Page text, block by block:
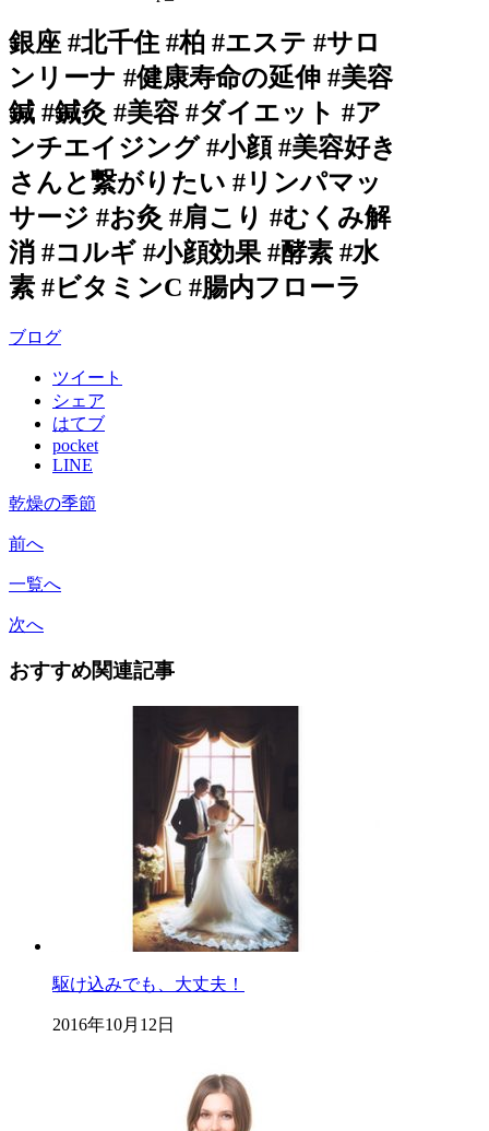
銀座 #北千住 #柏 #エステ #サロ
ンリーナ #健康寿命の延伸 #美容
鍼 #鍼灸 #美容 #ダイエット #ア
ンチエイジング #小顔 #美容好き
さんと繋がりたい #リンパマッ
サージ #お灸 #肩こり #むくみ解
消 #コルギ #小顔効果 #酵素 #水
素 #ビタミンC #腸内フローラ
ブログ
ツイート
シェア
はてブ
pocket
LINE
乾燥の季節
前へ
一覧へ
次へ
おすすめ関連記事
駆け込みでも、大丈夫！
2016年10月12日